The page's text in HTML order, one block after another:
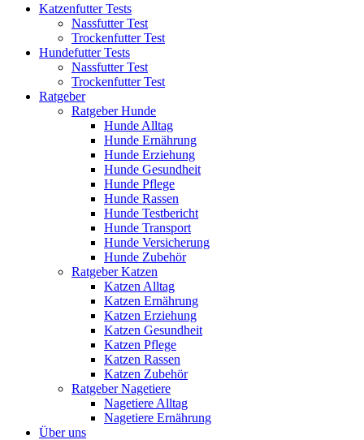
Katzenfutter Tests
Nassfutter Test
Trockenfutter Test
Hundefutter Tests
Nassfutter Test
Trockenfutter Test
Ratgeber
Ratgeber Hunde
Hunde Alltag
Hunde Ernährung
Hunde Erziehung
Hunde Gesundheit
Hunde Pflege
Hunde Rassen
Hunde Testbericht
Hunde Transport
Hunde Versicherung
Hunde Zubehör
Ratgeber Katzen
Katzen Alltag
Katzen Ernährung
Katzen Erziehung
Katzen Gesundheit
Katzen Pflege
Katzen Rassen
Katzen Zubehör
Ratgeber Nagetiere
Nagetiere Alltag
Nagetiere Ernährung
Über uns